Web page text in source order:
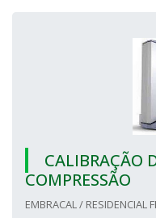
CALIBRAÇÃO
COMPRESSÃO
EMBRACAL / RESIDENCIAL